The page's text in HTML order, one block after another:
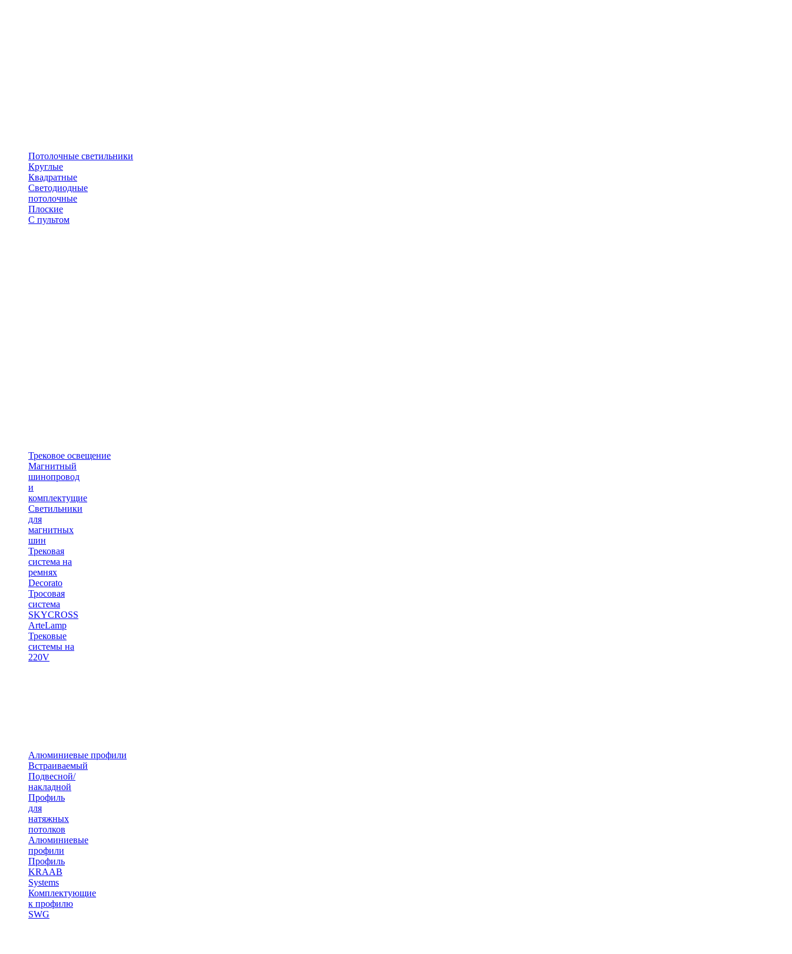
Потолочные светильники
Круглые
Квадратные
Светодиодные
потолочные
Плоские
С пультом
Трековое освещение
Магнитный
шинопровод
и
комплектущие
Светильники
для
магнитных
шин
Трековая
система на
ремнях
Decorato
Тросовая
система
SKYCROSS
ArteLamp
Трековые
системы на
220V
Алюминиевые профили
Встраиваемый
Подвесной/
накладной
Профиль
для
натяжных
потолков
Алюминиевые
профили
Профиль
KRAAB
Systems
Комплектующие
к профилю
SWG